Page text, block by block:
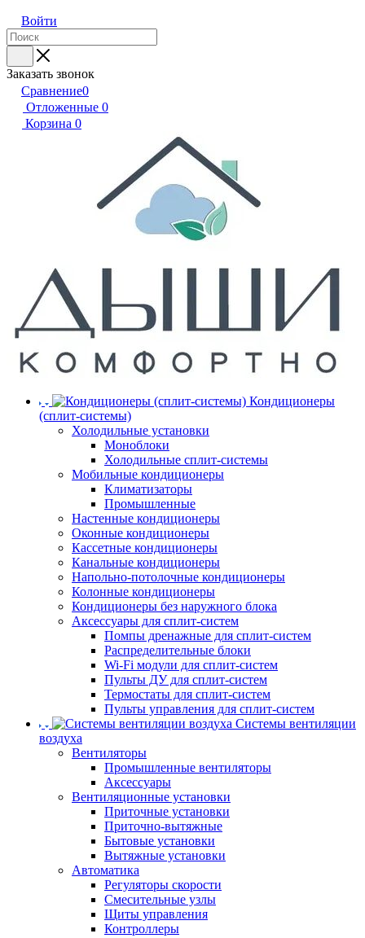
Войти
Заказать звонок
Сравнение0
Отложенные 0
Корзина 0
Кондиционеры
(сплит-системы)
Холодильные установки
Моноблоки
Холодильные сплит-системы
Мобильные кондиционеры
Климатизаторы
Промышленные
Настенные кондиционеры
Оконные кондиционеры
Кассетные кондиционеры
Канальные кондиционеры
Напольно-потолочные кондиционеры
Колонные кондиционеры
Кондиционеры без наружного блока
Аксессуары для сплит-систем
Помпы дренажные для сплит-систем
Распределительные блоки
Wi-Fi модули для сплит-систем
Пульты ДУ для сплит-систем
Термостаты для сплит-систем
Пульты управления для сплит-систем
Системы вентиляции
воздуха
Вентиляторы
Промышленные вентиляторы
Аксессуары
Вентиляционные установки
Приточные установки
Приточно-вытяжные
Бытовые установки
Вытяжные установки
Автоматика
Регуляторы скорости
Смесительные узлы
Щиты управления
Контроллеры